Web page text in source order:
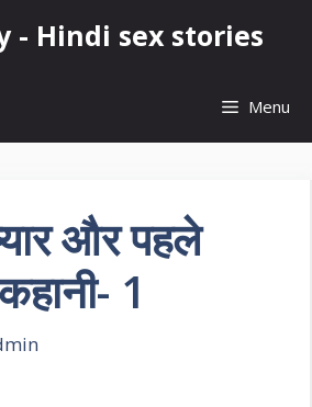
- Hindi sex stories
Menu
और पहले
1